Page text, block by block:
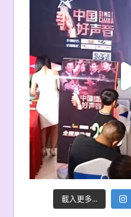
載入更多...